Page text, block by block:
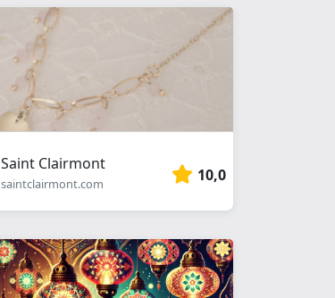
Saint Clairmont
saintclairmont.com 10,0